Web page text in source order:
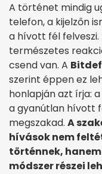
A történet mindig
telefon, a kijelzőn
a hívott fél felveszi.
természetes
csend van. A
szerint éppen ez
honlapján azt írja:
a gyanútlan hívott
megszakad. A
hívások nem
történnek,
módszer részei